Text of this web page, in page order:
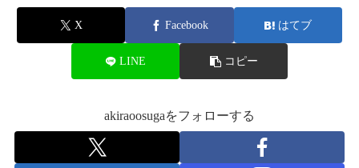
X Facebook はてブ
LINE コピー
akiraoosugaをフォローする